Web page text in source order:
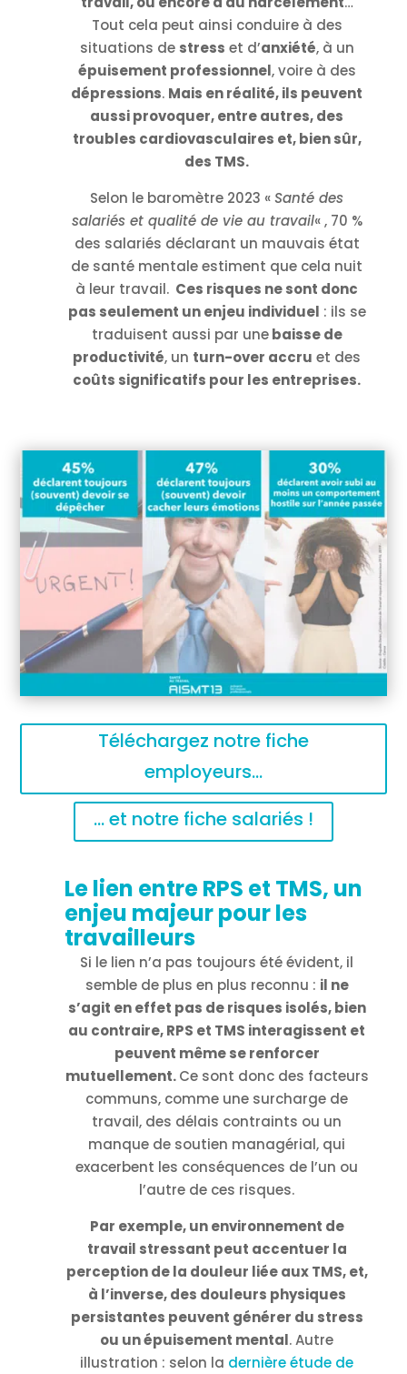
Tout cela peut ainsi conduire à des
situations de stress et d’anxiété, à un
épuisement professionnel, voire à des
dépressions. Mais en réalité, ils peuvent
aussi provoquer, entre autres, des
troubles cardiovasculaires et, bien sûr,
des TMS.
Selon le baromètre 2023 «Santé des
salariés et qualité de vie au travail« , 70 %
des salariés déclarant un mauvais état
de santé mentale estiment que cela nuit
à leur travail. Ces risques ne sont donc
pas seulement un enjeu individuel : ils se
traduisent aussi par unebaisse de
productivité, un turn-over accru et des
coûts significatifs pour les entreprises.
Téléchargez notre fiche
employeurs...
... et notre fiche salariés !
Le lien entre RPS et TMS, un
enjeu majeur pour les
travailleurs
Si le lien n’a pas toujours été évident, il
semble de plus en plus reconnu : il ne
s’agit en effet pas de risques isolés, bien
au contraire, RPS et TMS interagissent et
peuvent même se renforcer
mutuellement.Ce sont donc des facteurs
communs, comme une surcharge de
travail, des délais contraints ou un
manque de soutien managérial, qui
exacerbent les conséquences de l’un ou
l’autre de ces risques.
Par exemple, un environnement de
travail stressant peut accentuer la
perception de la douleur liée aux TMS, et,
à l’inverse, des douleurs physiques
persistantes peuvent générer du stress
ou un épuisement mental. Autre
illustration : selon la dernière étude de